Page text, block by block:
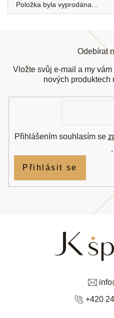
Položka byla vyprodána…
info
+420
Odebírat
Vložte svůj e-mail a my
nových produktech
Přihlášením souhlasím se
.
Přihlásit se